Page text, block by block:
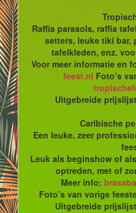
Raffia parasols, raffia
setters, leuke tiki bar,
tafelkleden, enz.
Voor meer informatie en
feest.nl Foto’s
Uitgebreide
Caribische
Een leuke, zeer
Leuk als beginshow of
optreden, met of
Meer info:
Foto’s van vorige
Uitgebreide